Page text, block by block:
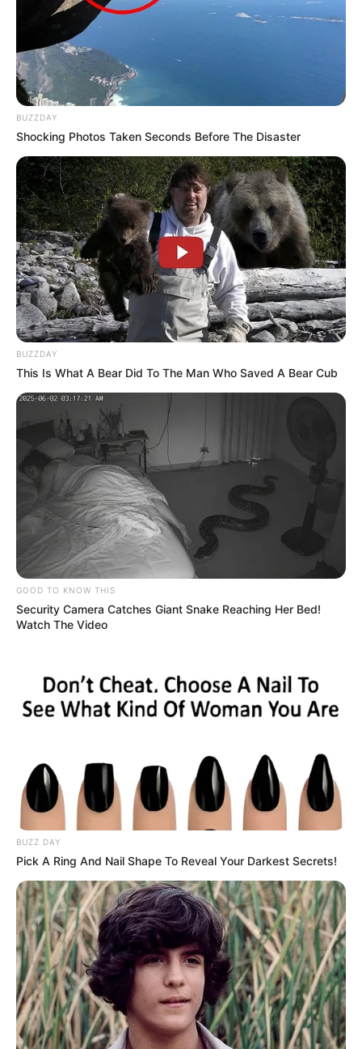
BUZZDAY
Shocking Photos Taken Seconds Before The Disaster
BUZZDAY
This Is What A Bear Did To The Man Who Saved A Bear Cub
GOOD TO KNOW THIS
Security Camera Catches Giant Snake Reaching Her Bed!
Watch The Video
BUZZ DAY
Pick A Ring And Nail Shape To Reveal Your Darkest Secrets!